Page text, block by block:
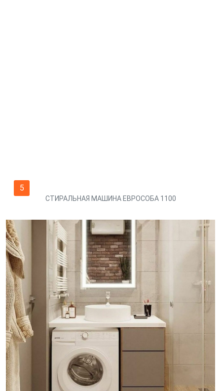
5
СТИРАЛЬНАЯ МАШИНА ЕВРОСОБА 1100